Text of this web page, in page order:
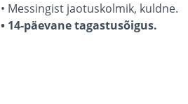
• Messingist jaotuskolmik, kuldne.
• 14-päevane tagastusõigus.